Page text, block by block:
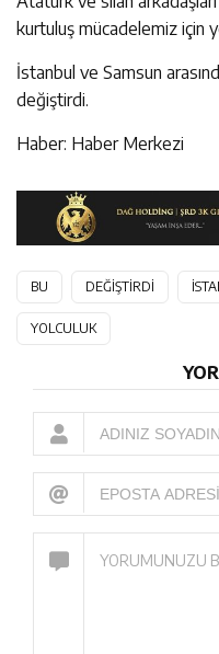
kurtuluş mücadelemiz için
İstanbul ve Samsun
değiştirdi.
Haber: Haber Merkezi
BU DEĞİŞTİRDİ
YOLCULUK